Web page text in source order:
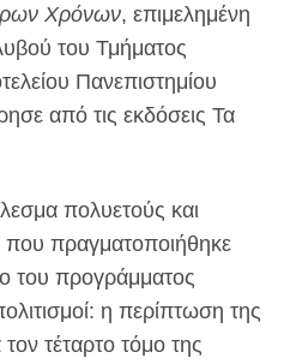
Χρόνων, επιμελημένη
του Τμήματος
Πανεπιστημίου
από τις εκδόσεις Τα
πολυετούς και
που πραγματοποιήθηκε
του προγράμματος
η περίπτωση της
τέταρτο τόμο της